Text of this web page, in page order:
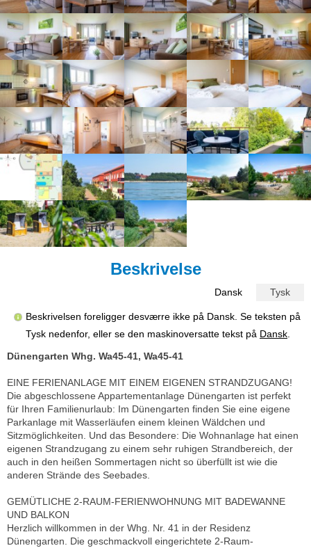
Beskrivelse
Dansk Tysk
Beskrivelsen foreligger desværre ikke på Dansk. Se teksten på
Tysk nedenfor, eller se den maskinoversatte tekst på Dansk.
Dünengarten Whg. Wa45-41, Wa45-41
EINE FERIENANLAGE MIT EINEM EIGENEN STRANDZUGANG!
Die abgeschlossene Appartementanlage Dünengarten ist perfekt
für Ihren Familienurlaub: Im Dünengarten finden Sie eine eigene
Parkanlage mit Wasserläufen einem kleinen Wäldchen und
Sitzmöglichkeiten. Und das Besondere: Die Wohnanlage hat einen
eigenen Strandzugang zu einem sehr ruhigen Strandbereich, der
auch in den heißen Sommertagen nicht so überfüllt ist wie die
anderen Strände des Seebades.
GEMÜTLICHE 2-RAUM-FERIENWOHNUNG MIT BADEWANNE
UND BALKON
Herzlich willkommen in der Whg. Nr. 41 in der Residenz
Dünengarten. Die geschmackvoll eingerichtete 2-Raum-